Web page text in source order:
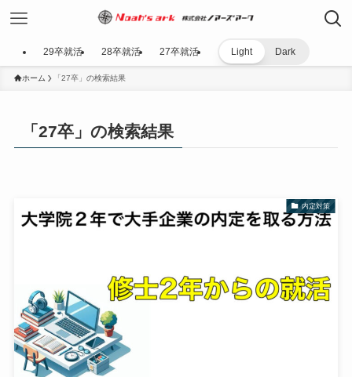
29卒就活 28卒就活 27卒就活 Light Dark
ホーム 「27卒」の検索結果
「27卒」の検索結果
内定対策